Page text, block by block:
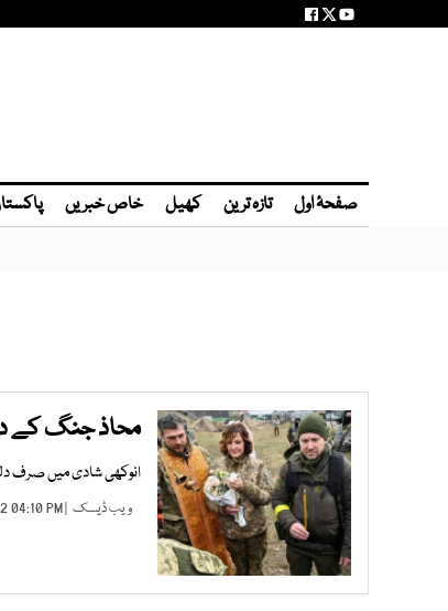
صفحۂ اول تازہ ترین کھیل خاص خبریں
محاذ جنگ کے
انوکھی شادی میں صرف
ویب ڈیسک | MAR 07, 2022 04:10 PM |